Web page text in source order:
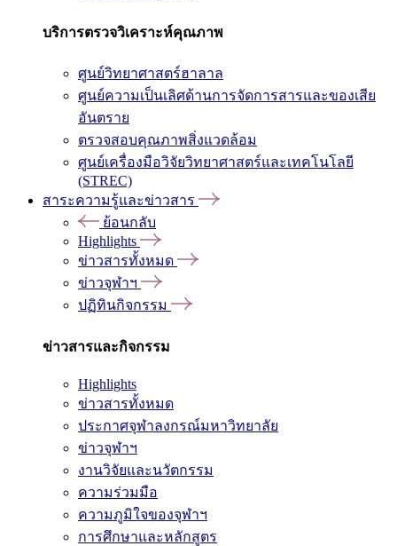
บริการตรวจวิเคราะห์คุณภาพ
ศูนย์วิทยาศาสตร์ฮาลาล
ศูนย์ความเป็นเลิศด้านการจัดการสารและของเสีย
อันตราย
ตรวจสอบคุณภาพสิ่งแวดล้อม
ศูนย์เครื่องมือวิจัยวิทยาศาสตร์และเทคโนโลยี
(STREC)
สาระความรู้และข่าวสาร
ย้อนกลับ
Highlights
ข่าวสารทั้งหมด
ข่าวจุฬาฯ
ปฏิทินกิจกรรม
ข่าวสารและกิจกรรม
Highlights
ข่าวสารทั้งหมด
ประกาศจุฬาลงกรณ์มหาวิทยาลัย
ข่าวจุฬาฯ
งานวิจัยและนวัตกรรม
ความร่วมมือ
ความภูมิใจของจุฬาฯ
การศึกษาและหลักสูตร